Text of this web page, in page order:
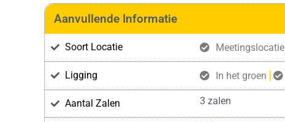
Aanvullende Informatie
Soort Locatie Meetingslocatie
Ligging In het groen
Aantal Zalen 3 zalen